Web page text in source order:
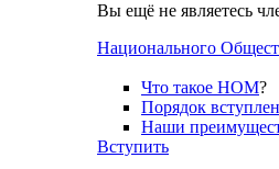
Вы ещё не являетесь
Национального
Что такое НОМ?
Порядок
Наши
Вступить